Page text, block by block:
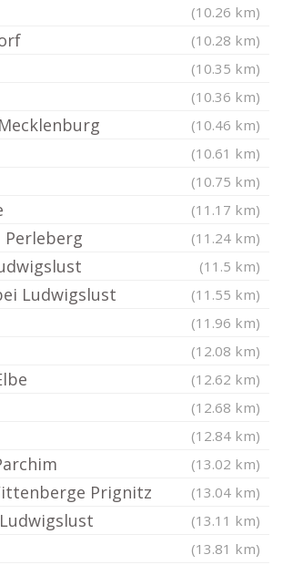
(10.26 km)
(10.28 km)
(10.35 km)
(10.36 km)
(10.46 km)
(10.61 km)
(10.75 km)
(11.17 km)
Perleberg (11.24 km)
(11.5 km)
Ludwigslust (11.55 km)
(11.96 km)
(12.08 km)
(12.62 km)
(12.68 km)
(12.84 km)
(13.02 km)
Prignitz (13.04 km)
(13.11 km)
(13.81 km)